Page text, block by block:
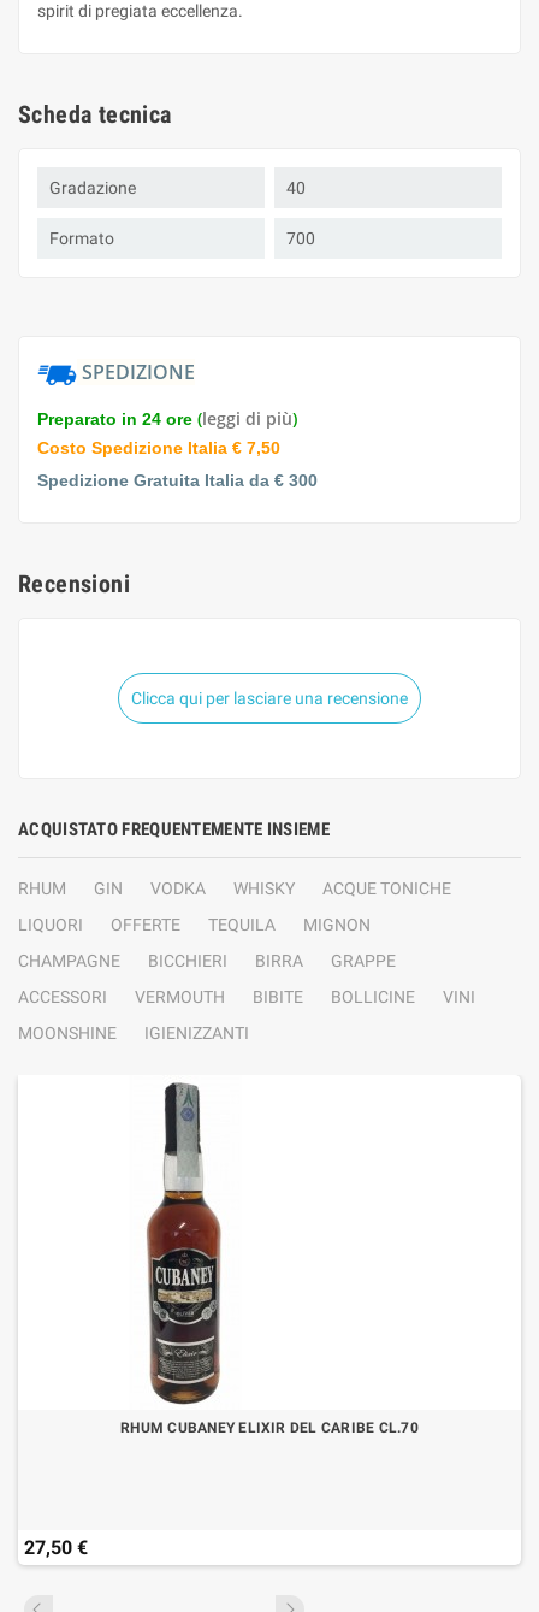
spirit di pregiata eccellenza.
Scheda tecnica
Gradazione 40
Formato 700
SPEDIZIONE
Preparato in 24 ore (leggi di più)
Costo Spedizione Italia € 7,50
Spedizione Gratuita Italia da € 300
Recensioni
Clicca qui per lasciare una recensione
ACQUISTATO FREQUENTEMENTE INSIEME
RHUM GIN VODKA WHISKY
ACQUE TONICHE
LIQUORI
OFFERTE TEQUILA
MIGNON
CHAMPAGNE
BICCHIERI BIRRA
GRAPPE
ACCESSORI
VERMOUTH BIBITE BOLLICINE
VINI
MOONSHINE
IGIENIZZANTI
RHUM CUBANEY ELIXIR DEL CARIBE CL.70
27,50 €